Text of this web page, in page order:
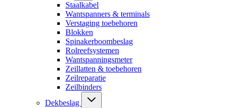
Staalkabel
Wantspanners & terminals
Verstaging toebehoren
Blokken
Spinakerboombeslag
Rolreefsystemen
Wantspanningsmeter
Zeillatten & toebehoren
Zeilreparatie
Zeilbinders
Dekbeslag